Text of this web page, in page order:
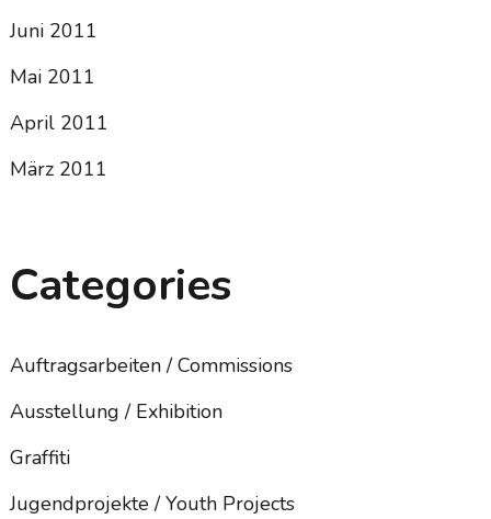
Juni 2011
Mai 2011
April 2011
März 2011
Categories
Auftragsarbeiten / Commissions
Ausstellung / Exhibition
Graffiti
Jugendprojekte / Youth Projects